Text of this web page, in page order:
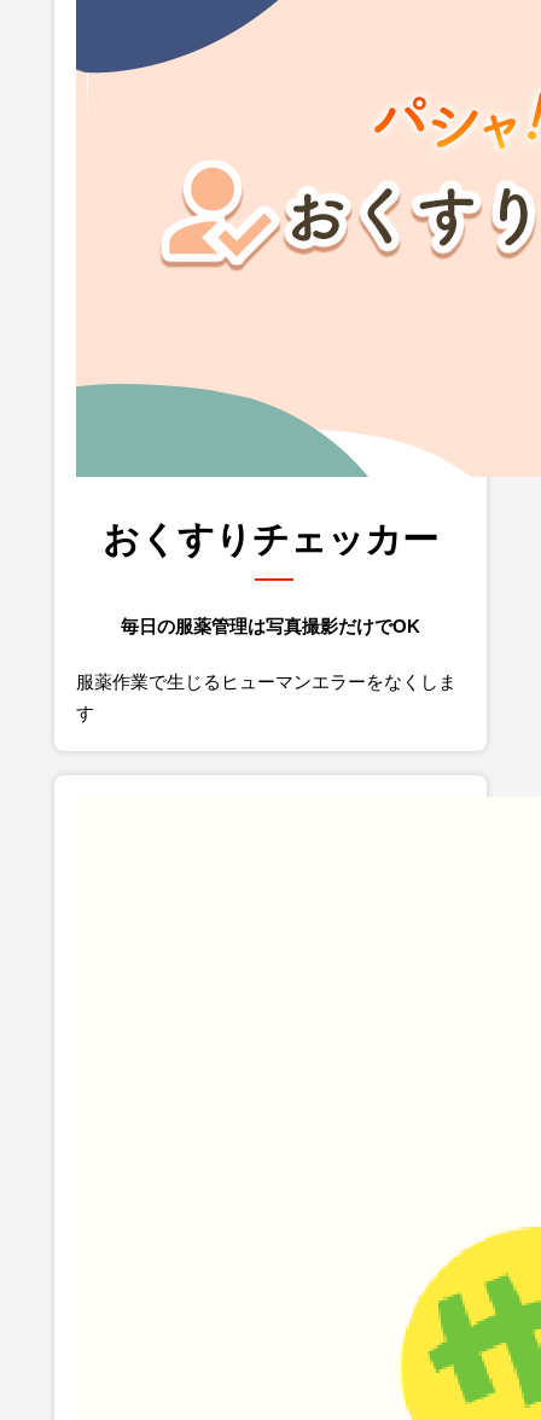
おくすりチェッカー
毎日の服薬管理は写真撮影だけでOK
服薬作業で生じるヒューマンエラーをなくしま
す